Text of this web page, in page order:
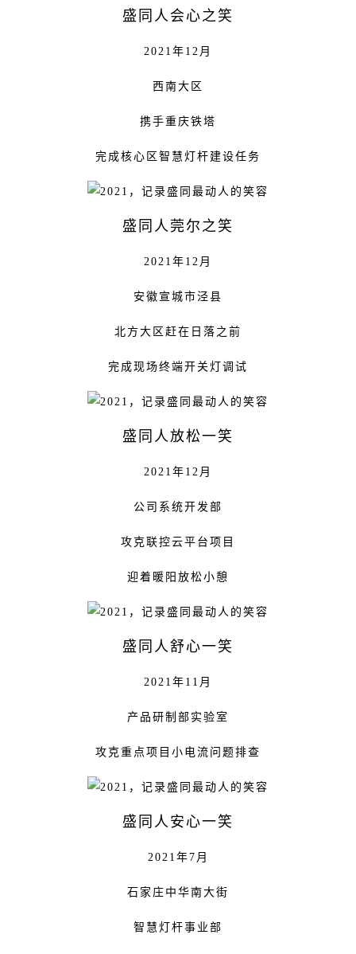
盛同人会心之笑
2021年12月
西南大区
携手重庆铁塔
完成核心区智慧灯杆建设任务
盛同人莞尔之笑
2021年12月
安徽宣城市泾县
北方大区赶在日落之前
完成现场终端开关灯调试
盛同人放松一笑
2021年12月
公司系统开发部
攻克联控云平台项目
迎着暖阳放松小憩
盛同人舒心一笑
2021年11月
产品研制部实验室
攻克重点项目小电流问题排查
盛同人安心一笑
2021年7月
石家庄中华南大街
智慧灯杆事业部